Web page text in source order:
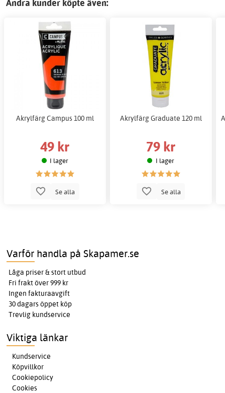
Andra kunder köpte även:
Akrylfärg Campus 100 ml
49 kr
I lager
Se alla
Akrylfärg Graduate 120 ml
79 kr
I lager
Se alla
Varför handla på Skapamer.se
Låga priser & stort utbud
Fri frakt över 999 kr
Ingen fakturaavgift
30 dagars öppet köp
Trevlig kundservice
Viktiga länkar
Kundservice
Köpvillkor
Cookiepolicy
Cookies